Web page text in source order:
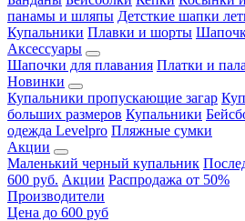
панамы и шляпы Детсткие шапки
Купальники Плавки и шорты
Аксессуары
Шапочки для плавания Платки и
Новинки
Купальники пропускающие загар
больших размеров Купальники
одежда Levelpro Пляжные сумки
Акции
Маленький черный купальник
600 руб. Акции Распродажа от 50%
Производители
Цена до 600 руб